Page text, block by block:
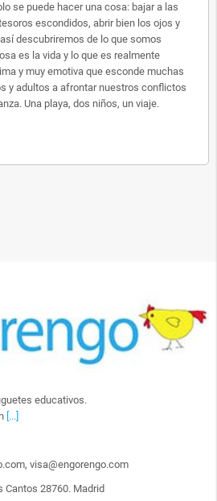
se puede hacer una cosa: bajar a las
escondidos, abrir bien los ojos y
descubriremos de lo que somos
es la vida y lo que es realmente
y muy emotiva que esconde muchas
y adultos a afrontar nuestros conflictos
Una playa, dos niños, un viaje.
educativos.
[...]
visa@engorengo.com
Cantos 28760. Madrid